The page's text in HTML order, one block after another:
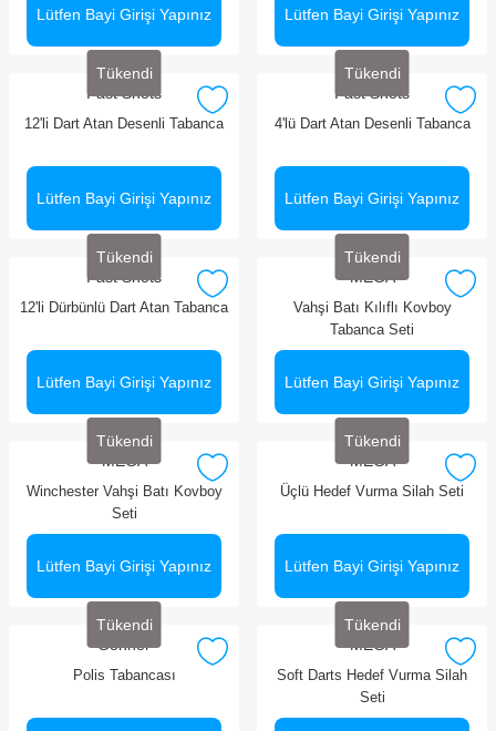
Lütfen Bayi Girişi Yapınız Lütfen Bayi Girişi Yapınız
Tükendi
Fast Shots
12'li Dart Atan Desenli Tabanca
Lütfen Bayi Girişi Yapınız
Tükendi
Fast Shots
4'lü Dart Atan Desenli Tabanca
Lütfen Bayi Girişi Yapınız
Tükendi
Fast Shots
12'li Dürbünlü Dart Atan Tabanca
Lütfen Bayi Girişi Yapınız
Tükendi
MEGA
Vahşi Batı Kılıflı Kovboy
Tabanca Seti
Lütfen Bayi Girişi Yapınız
Tükendi
MEGA
Winchester Vahşi Batı Kovboy
Seti
Lütfen Bayi Girişi Yapınız
Tükendi
MEGA
Üçlü Hedef Vurma Silah Seti
Lütfen Bayi Girişi Yapınız
Tükendi
Gonher
Polis Tabancası
Tükendi
MEGA
Soft Darts Hedef Vurma Silah
Seti